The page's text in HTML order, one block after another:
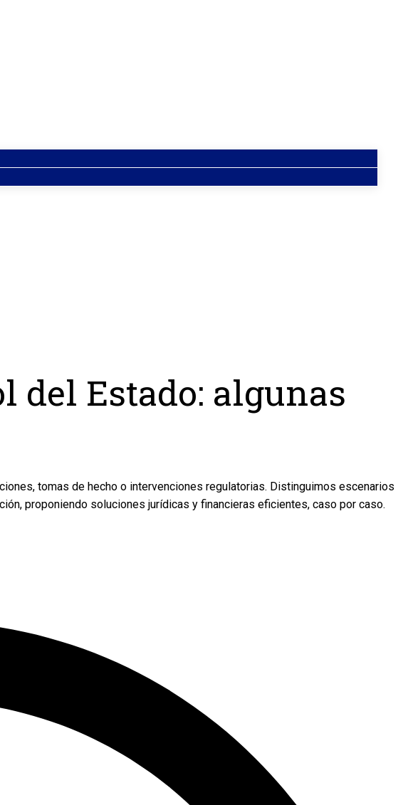
del Estado: algunas
tomas de hecho o intervenciones regulatorias. Distinguimos escenarios
proponiendo soluciones jurídicas y financieras eficientes, caso por caso.